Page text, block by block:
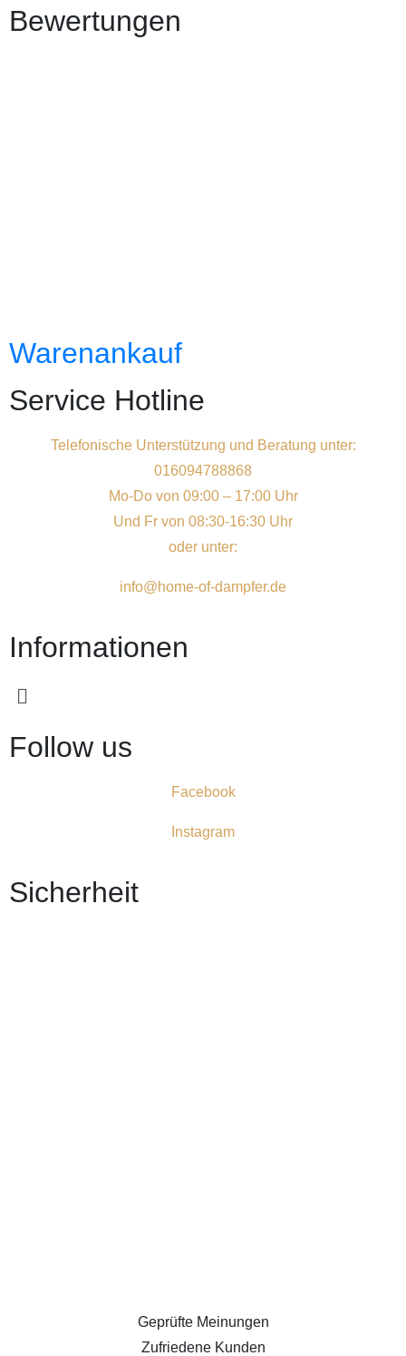
Bewertungen
Warenankauf
Service Hotline
Telefonische Unterstützung und Beratung unter:
016094788868
Mo-Do von 09:00 – 17:00 Uhr
Und Fr von 08:30-16:30 Uhr
oder unter:
info@home-of-dampfer.de
Informationen
Follow us
Facebook
Instagram
Sicherheit
Geprüfte Meinungen
Zufriedene Kunden